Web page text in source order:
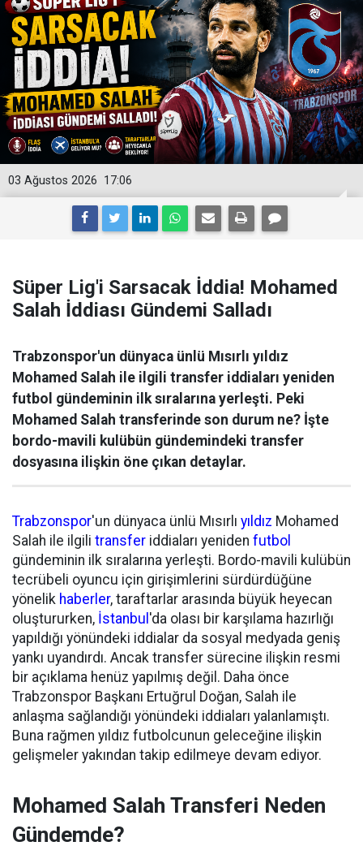
17:06
03 Ağustos 2026
Süper Lig'i Sarsacak İddia! Mohamed
Salah İddiası Gündemi Salladı
Trabzonspor'un dünyaca ünlü Mısırlı yıldız
Mohamed Salah ile ilgili transfer iddiaları yeniden
futbol gündeminin ilk sıralarına yerleşti. Peki
Mohamed Salah transferinde son durum ne? İşte
bordo-mavili kulübün gündemindeki transfer
dosyasına ilişkin öne çıkan detaylar.
Trabzonspor'un dünyaca ünlü Mısırlı yıldız Mohamed
Salah ile ilgili transfer iddiaları yeniden futbol
gündeminin ilk sıralarına yerleşti. Bordo-mavili kulübün
tecrübeli oyuncu için girişimlerini sürdürdüğüne
yönelik haberler, taraftarlar arasında büyük heyecan
oluştururken, İstanbul 'da olası bir karşılama hazırlığı
yapıldığı yönündeki iddialar da sosyal medyada geniş
yankı uyandırdı. Ancak transfer sürecine ilişkin resmi
bir açıklama henüz yapılmış değil. Daha önce
Trabzonspor Başkanı Ertuğrul Doğan, Salah ile
anlaşma sağlandığı yönündeki iddiaları yalanlamıştı.
Buna rağmen yıldız futbolcunun geleceğine ilişkin
gelişmeler yakından takip edilmeye devam ediyor.
Mohamed Salah Transferi Neden
Gündemde?